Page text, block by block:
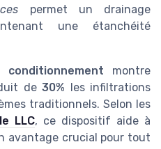
permet un drainage
une étanchéité
conditionnement montre
de30% les infiltrations
traditionnels. Selon les
LLC, ce dispositif aide à
avantage crucial pour tout